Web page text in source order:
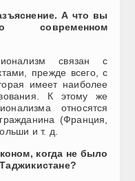
А что вы
связан с
прежде всего, с
имеет наиболее
К этому же
относятся
(Франция,
и т. д.
когда не было